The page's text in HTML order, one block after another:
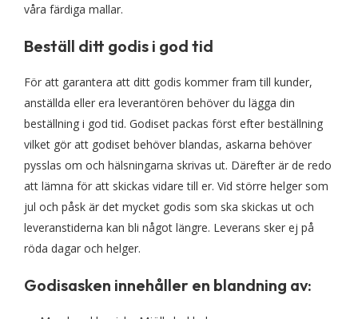
våra färdiga mallar.
Beställ ditt godis i god tid
För att garantera att ditt godis kommer fram till kunder,
anställda eller era leverantören behöver du lägga din
beställning i god tid. Godiset packas först efter beställning
vilket gör att godiset behöver blandas, askarna behöver
pysslas om och hälsningarna skrivas ut. Därefter är de redo
att lämna för att skickas vidare till er. Vid större helger som
jul och påsk är det mycket godis som ska skickas ut och
leveranstiderna kan bli något längre. Leverans sker ej på
röda dagar och helger.
Godisasken innehåller en blandning av: